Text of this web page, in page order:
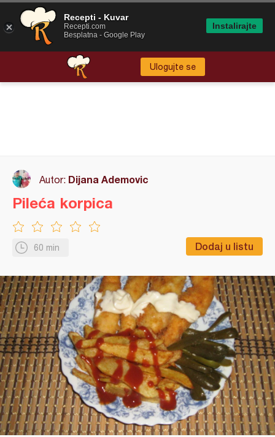
Ulogujte se
Autor: Dijana Ademovic
60 min Dodaj u listu
Pileća korpica
Recepti - Kuvar
Recepti.com
Besplatna - Google Play
Instalirajte